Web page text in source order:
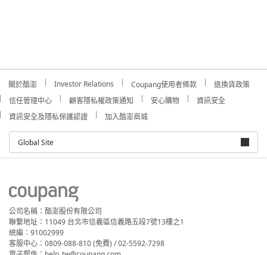
關於酷澎 Investor Relations Coupang使用者條款
退換貨政策
信任管理中心
顧客隱私權政策通知 安心購物
資訊安全
資訊安全及隱私保護認證
加入酷澎商城
Global Site
公司名稱：酷澎股份有限公司
聯繫地址：11049 台北市信義區信義路五段7號13樓之1
統編：91002999
客服中心：0809-088-810 (免費) / 02-5592-7298